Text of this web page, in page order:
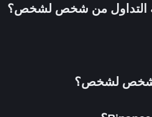
التداول من شخص لشخص؟